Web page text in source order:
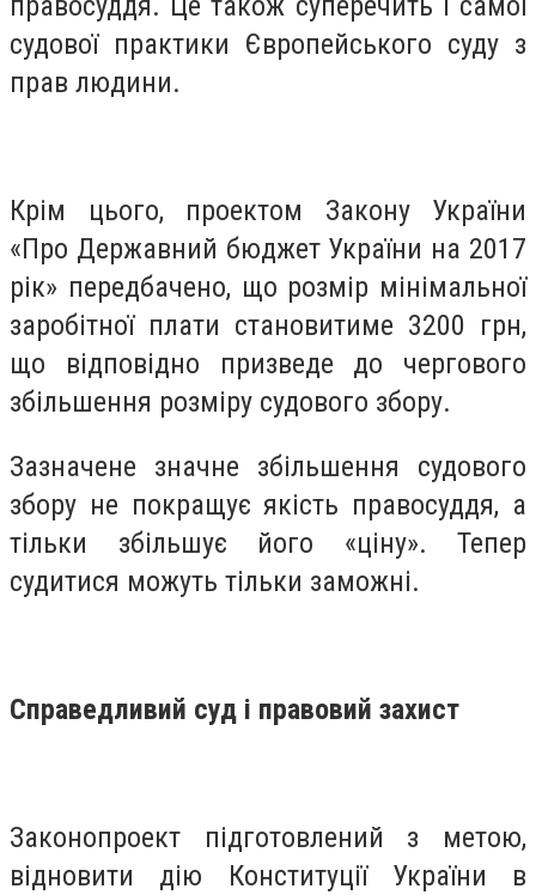
судової практики Європейського суду з
прав людини.
Крім цього, проектом Закону України
«Про Державний бюджет України на 2017
рік» передбачено, що розмір мінімальної
заробітної плати становитиме 3200 грн,
що відповідно призведе до чергового
збільшення розміру судового збору.
Зазначене значне збільшення судового
збору не покращує якість правосуддя, а
тільки збільшує його «ціну». Тепер
судитися можуть тільки заможні.
Справедливий суд і правовий захист
Законопроект підготовлений з метою,
відновити дію Конституції України в